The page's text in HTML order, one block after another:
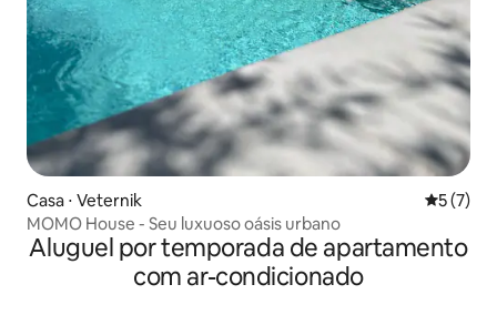
Casa ⋅ Veternik 5 de
5 (7)
MOMO House - Seu luxuoso oásis urbano
Aluguel por temporada de apartamento
com ar-condicionado